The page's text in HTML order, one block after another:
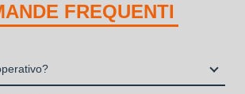
FREQUENTI